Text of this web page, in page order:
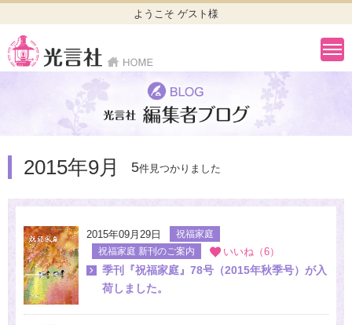
ようこそ ゲスト様
2015年9月 5件見つかりました
2015年09月29日
祝福家庭
祝福家庭 新刊のご案内
いいね（6）
季刊『祝福家庭』78号（2015年秋季号）が入
荷しました。